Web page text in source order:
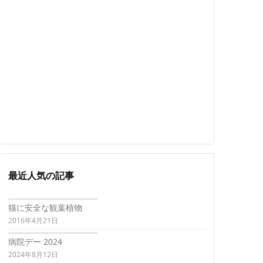
最近人気の記事
猫に安全な観葉植物
2016年4月21日
病院デー 2024
2024年8月12日